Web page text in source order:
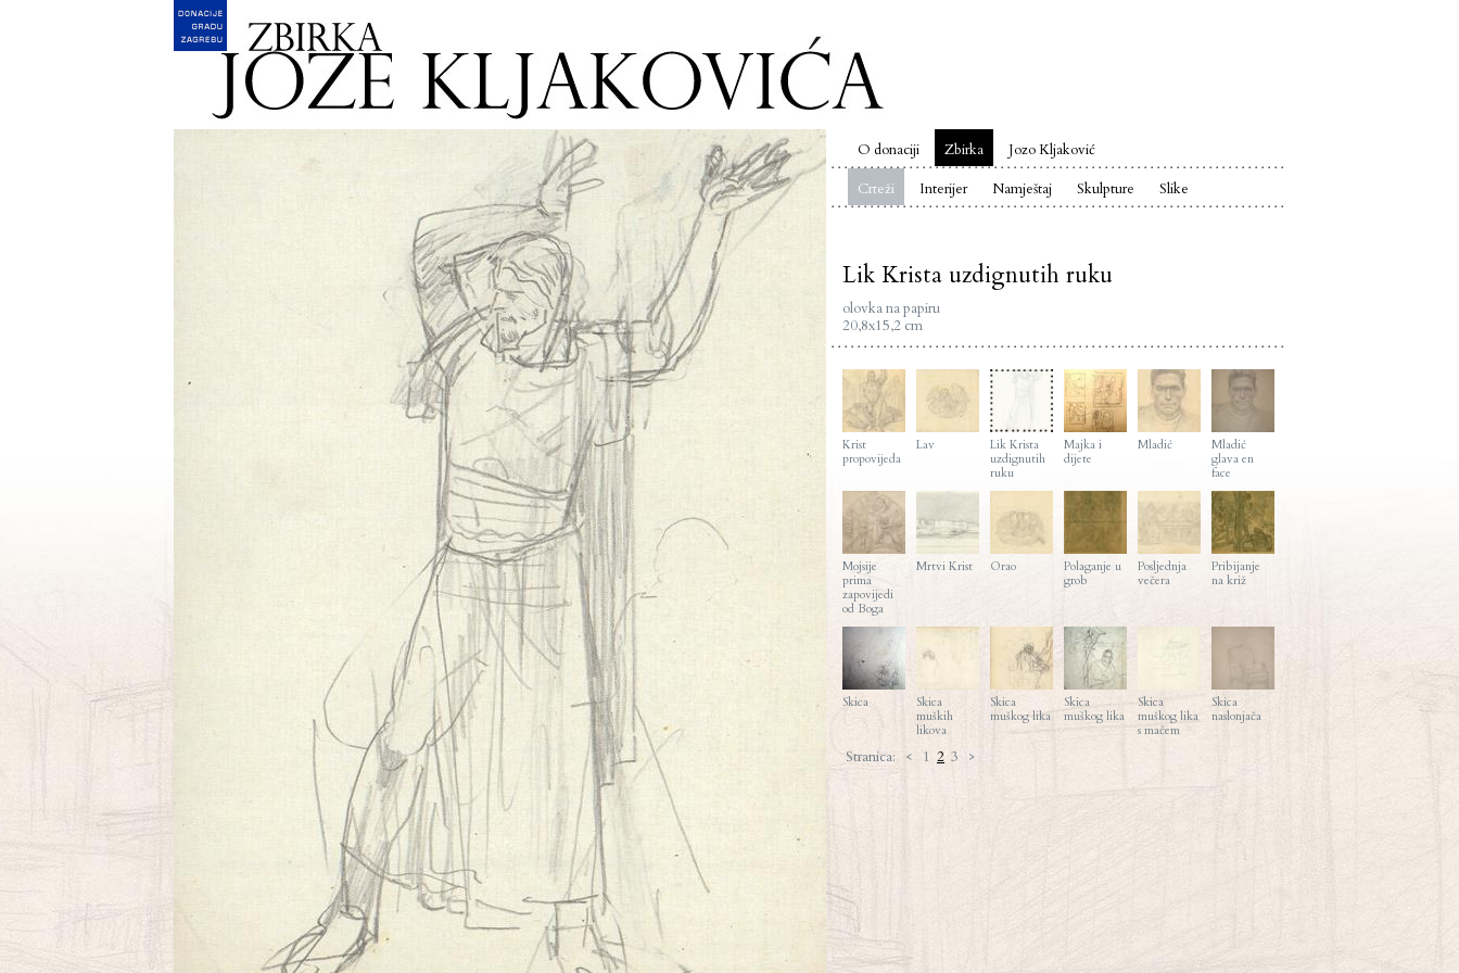
English
O donaciji Zbirka
Jozo Kljaković
Crteži
Interijer Namještaj Skulpture Slike
Lik Krista uzdignutih ruku
olovka na papiru
20,8x15,2 cm
Krist
propovijeda
Lav
Lik Krista
uzdignutih
ruku
Majka i
dijete
Mladić
Mladić
glava en
face
Mojsije
prima
zapovijedi
od Boga
Mrtvi Krist Orao
Polaganje u
grob
Posljednja
večera
Pribijanje
na križ
Skica
Skica
muških
likova
Skica
muškog lika
Skica
muškog lika
Skica
muškog lika
s mačem
Skica
naslonjača
Stranica: < 1 2 3 >